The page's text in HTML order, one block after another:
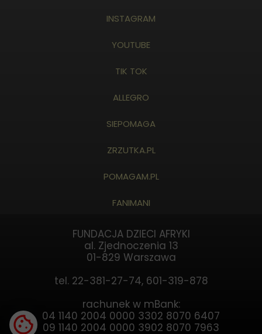
INSTAGRAM
YOUTUBE
TIK TOK
ALLEGRO
SIEPOMAGA
ZRZUTKA.PL
POMAGAM.PL
FANIMANI
FUNDACJA DZIECI AFRYKI
al. Zjednoczenia 13
01-829 Warszawa
tel. 22-381-27-74, 601-319-878
rachunek w mBank:
04 1140 2004 0000 3302 8070 6407
09 1140 2004 0000 3902 8070 7963